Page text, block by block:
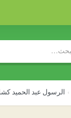
الرسول عبد الحميد